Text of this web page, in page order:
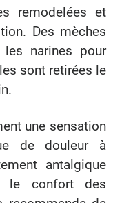
remodelées et
Des mèches
les narines pour
sont retirées le
une sensation
de douleur à
antalgique
le confort des